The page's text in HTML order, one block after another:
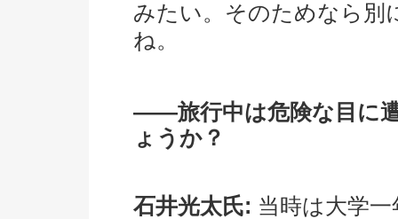
みたい。そのためなら別
ね。
――旅行中は危険な目に
ょうか？
石井光太氏: 当時は大学